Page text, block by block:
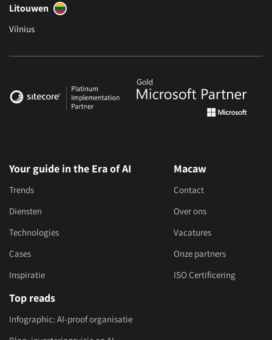
Litouwen
Vilnius
Your guide in the Era of AI
Trends
Diensten
Technologies
Cases
Inspiratie
Macaw
Contact
Over ons
Vacatures
Onze partners
ISO Certificering
Top reads
Infographic: AI-proof organisatie